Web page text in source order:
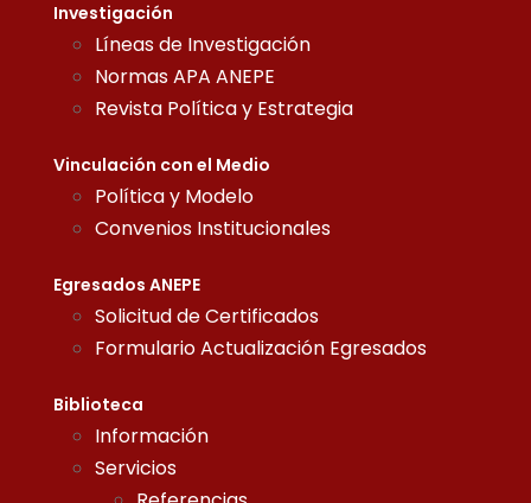
Investigación
Líneas de Investigación
Normas APA ANEPE
Revista Política y Estrategia
Vinculación con el Medio
Política y Modelo
Convenios Institucionales
Egresados ANEPE
Solicitud de Certificados
Formulario Actualización Egresados
Biblioteca
Información
Servicios